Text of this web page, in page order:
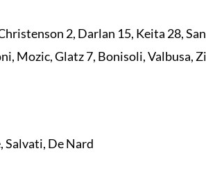
2, Darlan 15, Keita 28,
Mozic, Glatz 7, Bonisoli, Valbusa,
De Nard